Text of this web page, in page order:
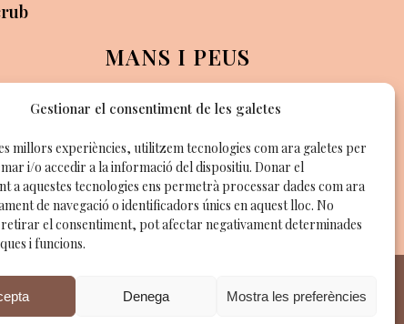
Gestionar el consentiment de les galetes
millors experiències, utilitzem tecnologies com ara galetes per
i/o accedir a la informació del dispositiu. Donar el
a aquestes tecnologies ens permetrà processar dades com ara
de navegació o identificadors únics en aquest lloc. No
el consentiment, pot afectar negativament determinades
i funcions.
Denega Mostra les preferències
MANS I PEUS
· Manicures
VEURE MANICURES I PEDICURES
powered by:
Què ens vols dir?